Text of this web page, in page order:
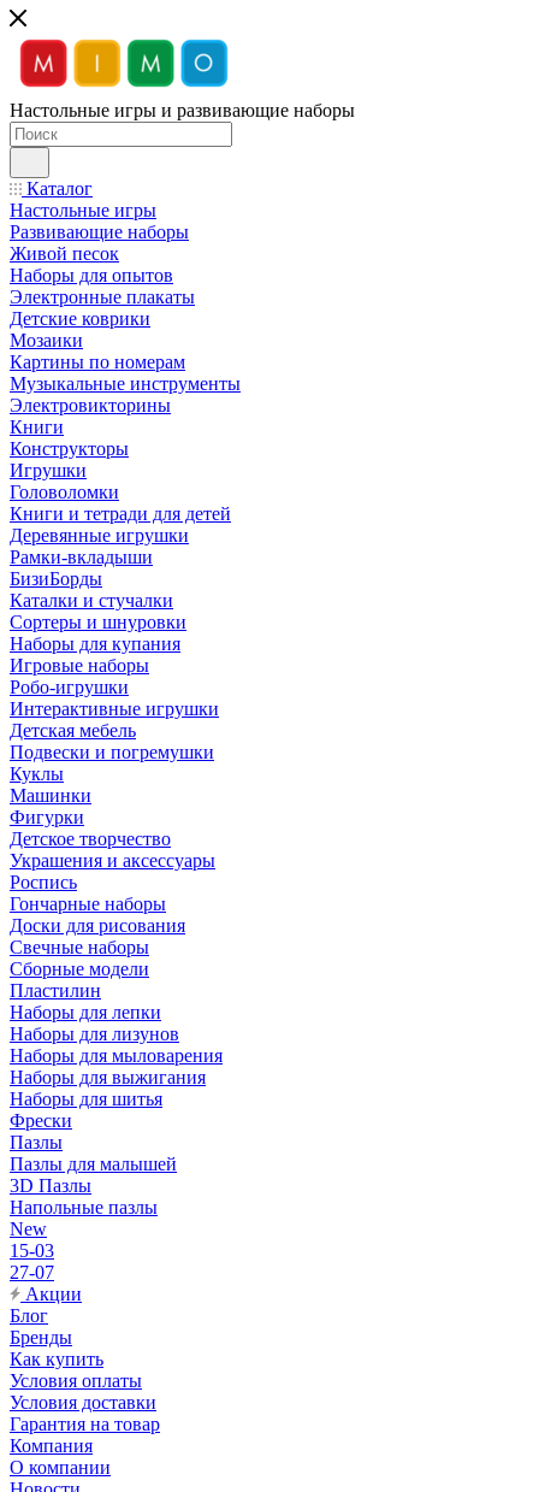
Настольные игры и развивающие наборы
Каталог
Настольные игры
Развивающие наборы
Живой песок
Наборы для опытов
Электронные плакаты
Детские коврики
Мозаики
Картины по номерам
Музыкальные инструменты
Электровикторины
Книги
Конструкторы
Игрушки
Головоломки
Книги и тетради для детей
Деревянные игрушки
Рамки-вкладыши
БизиБорды
Каталки и стучалки
Сортеры и шнуровки
Наборы для купания
Игровые наборы
Робо-игрушки
Интерактивные игрушки
Детская мебель
Подвески и погремушки
Куклы
Машинки
Фигурки
Детское творчество
Украшения и аксессуары
Роспись
Гончарные наборы
Доски для рисования
Свечные наборы
Сборные модели
Пластилин
Наборы для лепки
Наборы для лизунов
Наборы для мыловарения
Наборы для выжигания
Наборы для шитья
Фрески
Пазлы
Пазлы для малышей
3D Пазлы
Напольные пазлы
New
15-03
27-07
Акции
Блог
Бренды
Как купить
Условия оплаты
Условия доставки
Гарантия на товар
Компания
О компании